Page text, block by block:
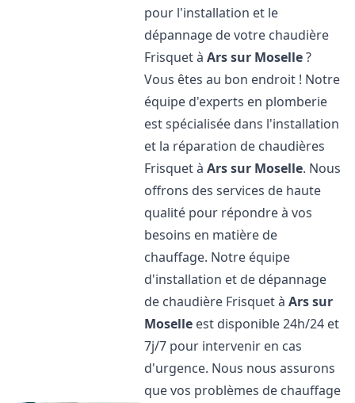
pour l'installation et le
dépannage de votre chaudière
Frisquet àArs sur Moselle?
Vous êtes au bon endroit ! Notre
équipe d'experts en plomberie
est spécialisée dans l'installation
et la réparation de chaudières
Frisquet àArs sur Moselle. Nous
offrons des services de haute
qualité pour répondre à vos
besoins en matière de
chauffage. Notre équipe
d'installation et de dépannage
de chaudière Frisquet àArs sur
Moselle est disponible 24h/24 et
7j/7 pour intervenir en cas
d'urgence. Nous nous assurons
que vos problèmes de chauffage